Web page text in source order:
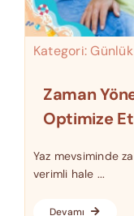
Kategori:
Zaman
Optimize
Yaz mevsiminde
verimli hale ...
Devamı